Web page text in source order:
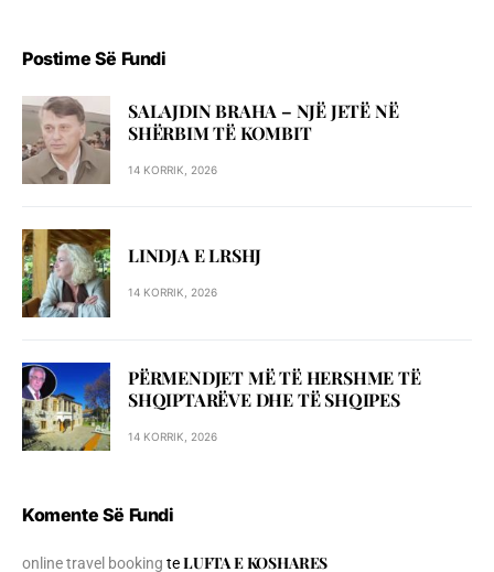
Postime Së Fundi
SALAJDIN BRAHA – NJЁ JETЁ NЁ
SHЁRBIM TЁ KOMBIT
14 KORRIK, 2026
LINDJA E LRSHJ
14 KORRIK, 2026
PËRMENDJET MË TË HERSHME TË
SHQIPTARËVE DHE TË SHQIPES
14 KORRIK, 2026
Komente Së Fundi
online travel booking teLUFTA E KOSHARES